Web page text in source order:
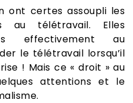
ont certes assoupli les
au télétravail. Elles
effectivement au
le télétravail lorsqu’il
! Mais ce « droit » au
attentions et le